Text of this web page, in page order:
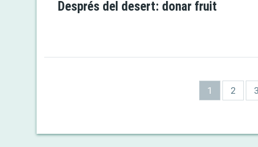
Després del desert: donar fruit
Pàgina
actual
1 Pàgina
2 3